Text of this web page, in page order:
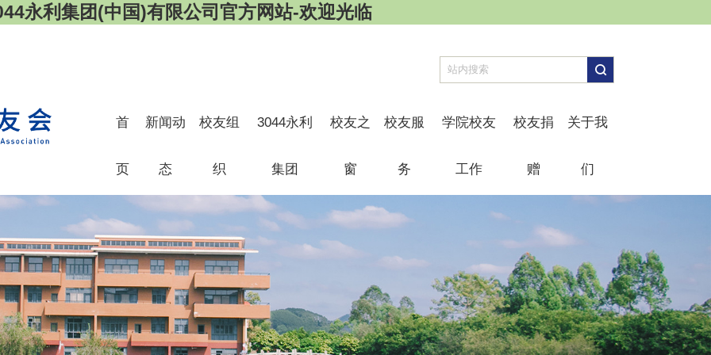
永利集团(中国)有限公司官方网站-欢迎光临
首
页
新闻动
态
校友组
织
3044永利
集团
校友之
窗
校友服
务
学院校友
工作
校友捐
赠
关于我
们